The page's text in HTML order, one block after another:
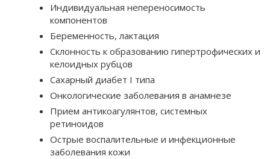
Индивидуальная непереносимость
компонентов
Беременность, лактация
Склонность к образованию гипертрофических и
келоидных рубцов
Сахарный диабет I типа
Онкологические заболевания в анамнезе
Прием антикоагулянтов, системных
ретиноидов
Острые воспалительные и инфекционные
заболевания кожи